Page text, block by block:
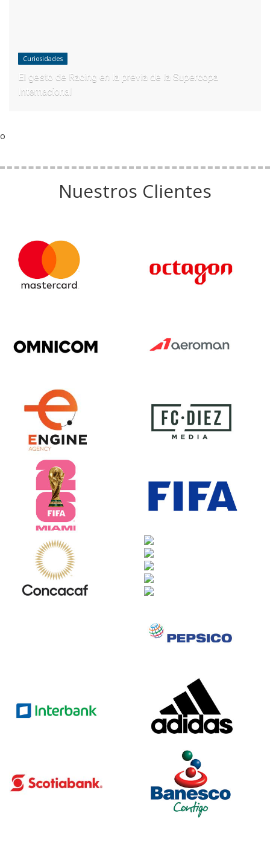
Curiosidades
El gesto de Racing en la previa de la Supercopa
Internacional
o
Nuestros Clientes